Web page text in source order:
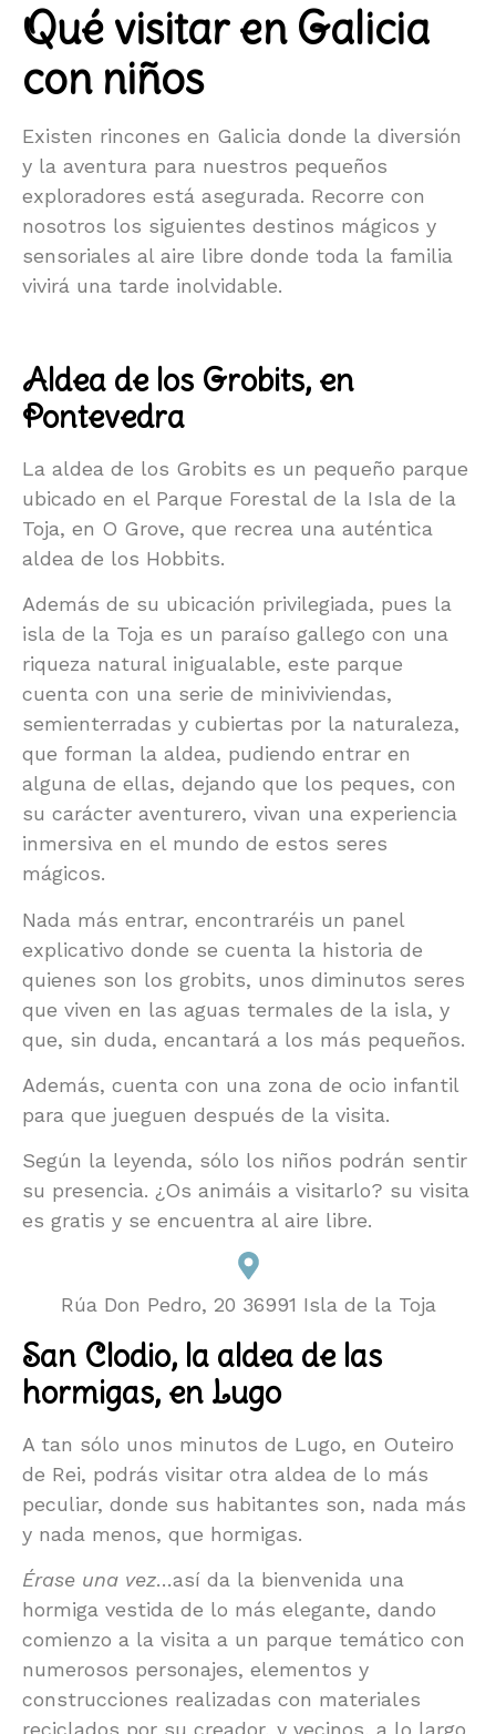
Qué visitar en Galicia
con niños
Existen rincones en Galicia donde la diversión
y la aventura para nuestros pequeños
exploradores está asegurada. Recorre con
nosotros los siguientes destinos mágicos y
sensoriales al aire libre donde toda la familia
vivirá una tarde inolvidable.
Aldea de los Grobits, en
Pontevedra
La aldea de los Grobits es un pequeño parque
ubicado en el Parque Forestal de la Isla de la
Toja, en O Grove, que recrea una auténtica
aldea de los Hobbits.
Además de su ubicación privilegiada, pues la
isla de la Toja es un paraíso gallego con una
riqueza natural inigualable, este parque
cuenta con una serie de miniviviendas,
semienterradas y cubiertas por la naturaleza,
que forman la aldea, pudiendo entrar en
alguna de ellas, dejando que los peques, con
su carácter aventurero, vivan una experiencia
inmersiva en el mundo de estos seres
mágicos.
Nada más entrar, encontraréis un panel
explicativo donde se cuenta la historia de
quienes son los grobits, unos diminutos seres
que viven en las aguas termales de la isla, y
que, sin duda, encantará a los más pequeños.
Además, cuenta con una zona de ocio infantil
para que jueguen después de la visita.
Según la leyenda, sólo los niños podrán sentir
su presencia. ¿Os animáis a visitarlo? su visita
es gratis y se encuentra al aire libre.
Rúa Don Pedro, 20 36991 Isla de la Toja
San Clodio, la aldea de las
hormigas, en Lugo
A tan sólo unos minutos de Lugo, en Outeiro
de Rei, podrás visitar otra aldea de lo más
peculiar, donde sus habitantes son, nada más
y nada menos, que hormigas.
Érase una vez…así da la bienvenida una
hormiga vestida de lo más elegante, dando
comienzo a la visita a un parque temático con
numerosos personajes, elementos y
construcciones realizadas con materiales
reciclados por su creador, y vecinos, a lo largo